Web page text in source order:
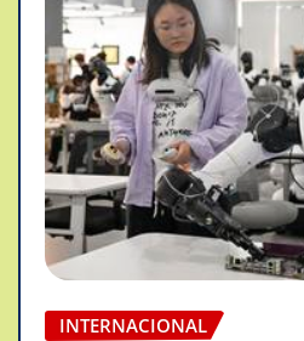
INTERNACIONAL